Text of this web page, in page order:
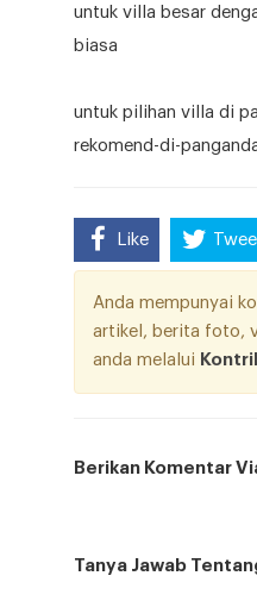
untuk villa besar
biasa
untuk pilihan villa di
rekomend-di-
Like
Anda mempunyai
artikel, berita foto,
anda melalui
Berikan Komentar
Tanya Jawab